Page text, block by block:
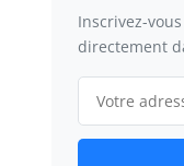
Inscrivez-
directement